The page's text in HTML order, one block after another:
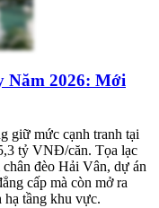
Năm 2026: Mới
giữ mức cạnh tranh tại
tỷ VNĐ/căn. Tọa lạc
đèo Hải Vân, dự án
cấp mà còn mở ra
hạ tầng khu vực.